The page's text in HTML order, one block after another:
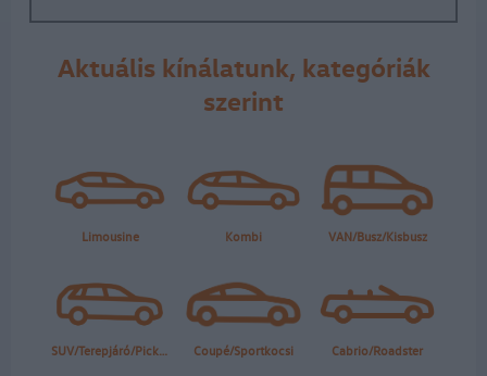
Aktuális kínálatunk, kategóriák
szerint